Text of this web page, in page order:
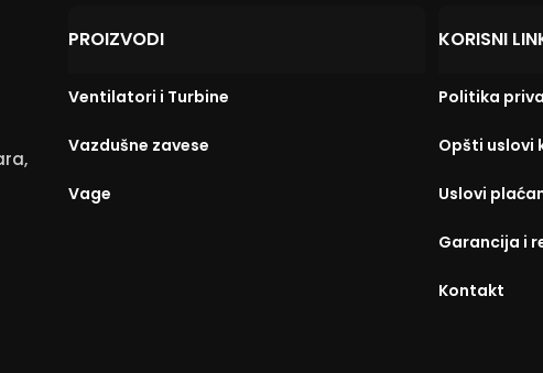
PROIZVODI
Ventilatori i Turbine
Vazdušne zavese
Vage
KORISNI
Politika
Opšti uslovi
Uslovi
Garancija i
Kontakt
Тецхно МГМ.Сарадња је била
све што сам питао.Вага је стигла